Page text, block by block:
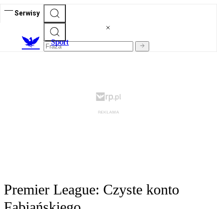
Serwisy
Sport
Premier League: Czyste konto